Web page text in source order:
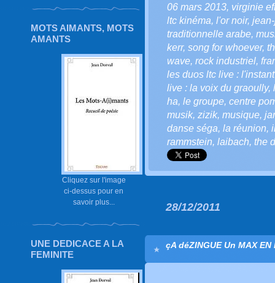
MOTS AIMANTS, MOTS
AMANTS
Cliquez sur l'image
ci-dessus pour en
savoir plus...
UNE DEDICACE A LA
FEMINITE
06 mars 2013, virginie
ltc kinéma, l'or noir,
traditionnelle arabe,
kerr, song for whoever,
wave, rock industriel,
les duos ltc live :
live : la voix du graoully,
ha, le groupe, centre
musik, zizik, musique,
danse séga, la réunion,
rammstein, laibach, the
28/12/2011
çA déZINGUE Un MAX